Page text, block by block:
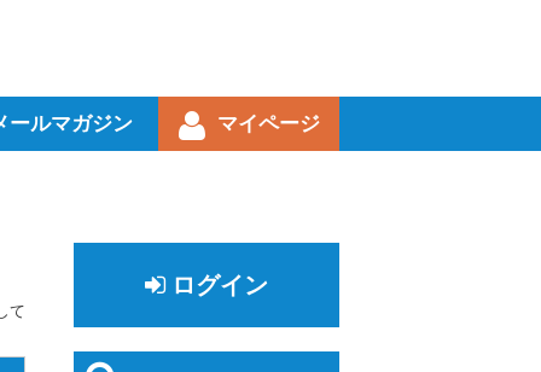
ールマガジン マイページ
て
ログイン